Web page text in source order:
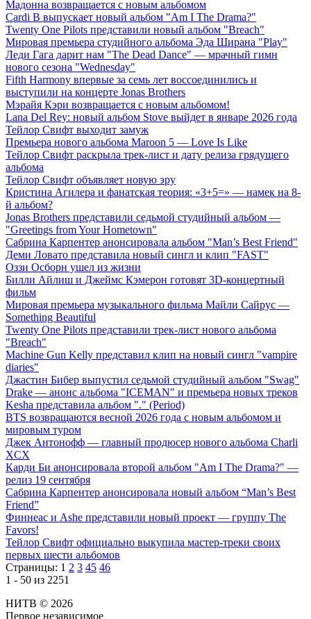
Мадонна возвращается с новым альбомом
Cardi B выпускает новый альбом "Am I The Drama?"
Twenty One Pilots представили новый альбом "Breach"
Мировая премьера студийного альбома Эда Ширана "Play"
Леди Гага дарит нам "The Dead Dance" — мрачный гимн
нового сезона "Wednesday"
Fifth Harmony впервые за семь лет воссоединились и
выступили на концерте Jonas Brothers
Мэрайя Кэри возвращается с новым альбомом!
Lana Del Rey: новый альбом Stove выйдет в январе 2026 года
Тейлор Свифт выходит замуж
Премьера нового альбома Maroon 5 — Love Is Like
Тейлор Свифт раскрыла трек-лист и дату релиза грядущего
альбома
Тейлор Свифт объявляет новую эру
Кристина Агилера и фанатская теория: «3+5=» — намек на 8-
й альбом?
Jonas Brothers представили седьмой студийный альбом —
"Greetings from Your Hometown"
Сабрина Карпентер анонсировала альбом "Man’s Best Friend"
Деми Ловато представила новый сингл и клип "FAST"
Оззи Осборн ушел из жизни
Билли Айлиш и Джеймс Кэмерон готовят 3D-концертный
фильм
Мировая премьера музыкального фильма Майли Сайрус —
Something Beautiful
Twenty One Pilots представили трек-лист нового альбома
"Breach"
Machine Gun Kelly представил клип на новый сингл "vampire
diaries"
Джастин Бибер выпустил седьмой студийный альбом "Swag"
Drake — анонс альбома "ICEMAN" и премьера новых треков
Kesha представила альбом "." (Period)
BTS возвращаются весной 2026 года с новым альбомом и
мировым туром
Джек Антонофф — главный продюсер нового альбома Charli
XCX
Карди Би анонсировала второй альбом "Am I The Drama?" —
релиз 19 сентября
Сабрина Карпентер анонсировала новый альбом “Man’s Best
Friend”
Финнеас и Ashe представили новый проект — группу The
Favors!
Тейлор Свифт официально выкупила мастер-треки своих
первых шести альбомов
Страницы: 1 2 3 45 46
1 - 50 из 2251
НИТВ © 2026
Первое независимое